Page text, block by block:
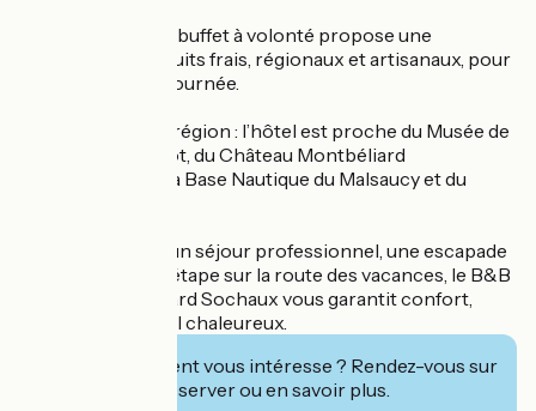
Le petit-déjeuner buffet à volonté propose une
sélection de produits frais, régionaux et artisanaux, pour
bien démarrer la journée.
Découverte de la région : l’hôtel est proche du Musée de
l’Aventure Peugeot, du Château Montbéliard
Wurtemberg, de la Base Nautique du Malsaucy et du
Que ce soit pour un séjour professionnel, une escapade
en famille ou une étape sur la route des vacances, le B&B
HOTEL Montbéliard Sochaux vous garantit confort,
praticité et accueil chaleureux.
Cet établissement vous intéresse ? Rendez-vous sur
leur site pour réserver ou en savoir plus.